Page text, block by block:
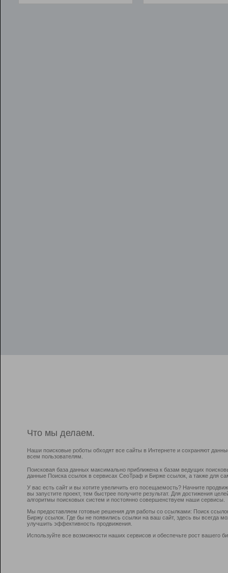
Что мы делаем.
Наши поисковые роботы обходят все сайты в Интернете и сохраняют
всем пользователям.
Поисковая база данных максимально приближена к базам ведущих
данные Поиска ссылок в сервисах СеоТраф и Бирже ссылок, а также для
У вас есть сайт и вы хотите увеличить его посещаемость? Начните
вы запустите проект, тем быстрее получите результат. Для достижения
алгоритмы поисковых систем и постоянно совершенствуем наши сервисы.
Мы предоставляем готовые решения для работы со ссылками: Поиск
Биржу ссылок. Где бы не появились ссылки на ваш сайт, здесь вы всегда
улучшить эффективность продвижения.
Используйте все возможности наших сервисов и обеспечьте рост вашего